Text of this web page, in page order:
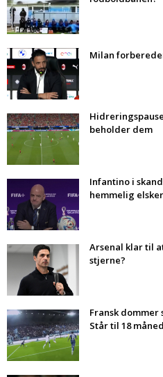
Milan
beholder dem
Infantino i
hemmelig
Arsenal klar til
stjerne?
Fransk
Står til 18